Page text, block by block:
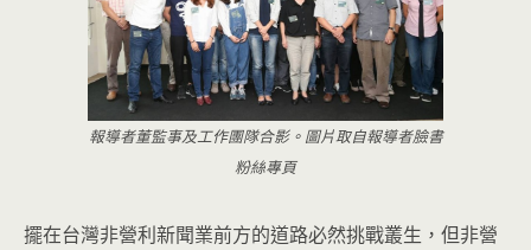
報導者董監事及工作團隊合影。圖片取自報導者臉書
粉絲專頁
擺在台灣非營利新聞業前方的道路必然挑戰叢生，但非營